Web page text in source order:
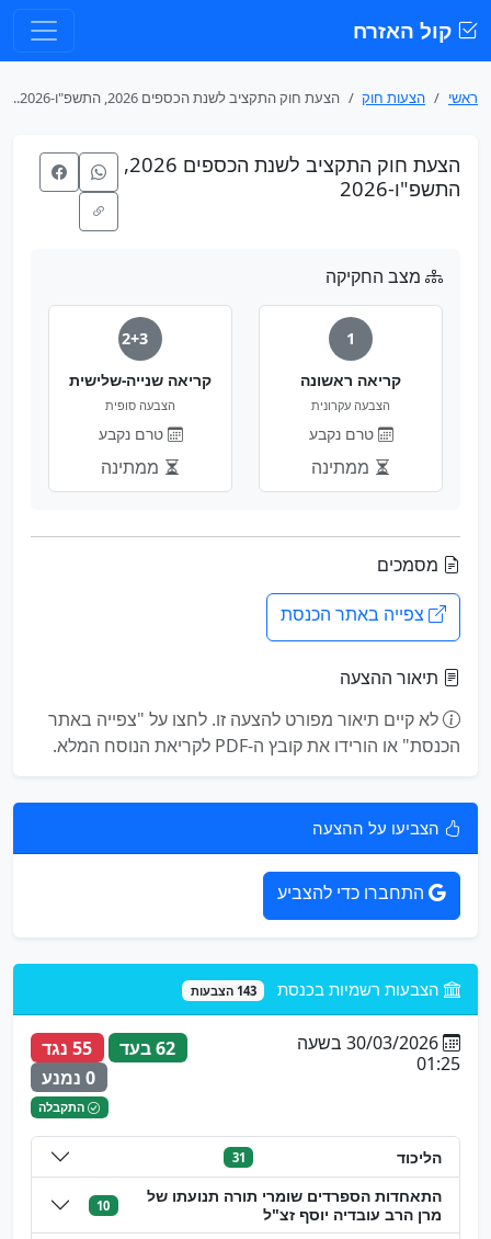
קול האזרח
ראשי הצעות חוק הצעת חוק התקציב לשנת הכספים 2026, התשפ"ו-2026...
הצעת חוק התקציב לשנת הכספים 2026,
התשפ"ו-2026
מצב החקיקה
1
קריאה ראשונה
הצבעה עקרונית
טרם נקבע
ממתינה
2+3
קריאה שנייה-שלישית
הצבעה סופית
טרם נקבע
ממתינה
מסמכים
צפייה באתר הכנסת
תיאור ההצעה
לא קיים תיאור מפורט להצעה זו. לחצו על "צפייה באתר
הכנסת" או הורידו את קובץ ה-PDF לקריאת הנוסח המלא.
הצביעו על ההצעה
התחברו כדי להצביע
הצבעות רשמיות בכנסת 143 הצבעות
30/03/2026 בשעה
01:25
62 בעד
55 נגד
0 נמנע
התקבלה
הליכוד 31
התאחדות הספרדים שומרי תורה תנועתו של
מרן הרב עובדיה יוסף זצ"ל
10